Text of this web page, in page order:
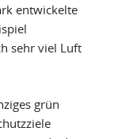
entwickelte
sehr viel Luft
grün